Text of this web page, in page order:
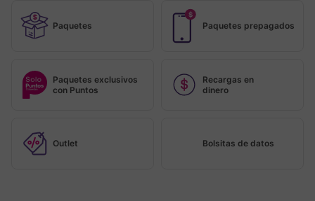
Paquetes Paquetes prepagados
Paquetes exclusivos
con Puntos
Recargas en
dinero
Outlet Bolsitas de datos